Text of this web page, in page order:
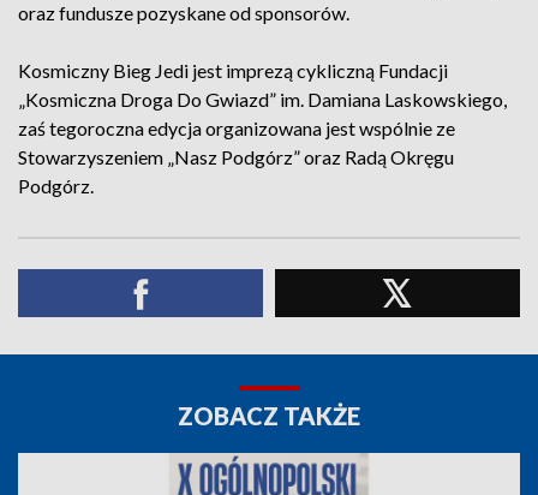
oraz fundusze pozyskane od sponsorów.
Kosmiczny Bieg Jedi jest imprezą cykliczną Fundacji
„Kosmiczna Droga Do Gwiazd” im. Damiana Laskowskiego,
zaś tegoroczna edycja organizowana jest wspólnie ze
Stowarzyszeniem „Nasz Podgórz” oraz Radą Okręgu
Podgórz.
ZOBACZ TAKŻE